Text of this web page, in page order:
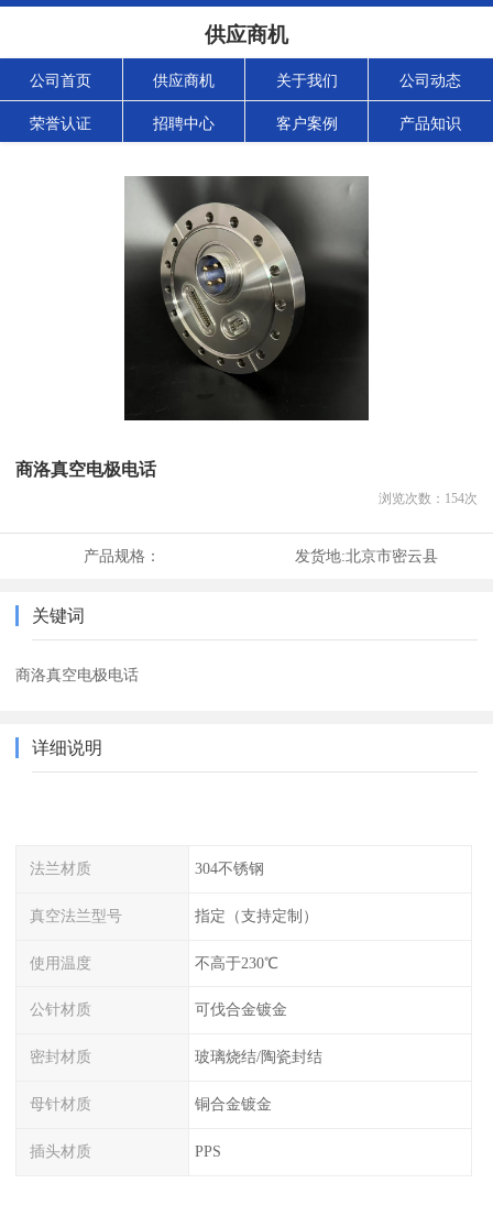
供应商机
公司首页 供应商机 关于我们 公司动态
荣誉认证 招聘中心 客户案例 产品知识
商洛真空电极电话
浏览次数： 154次
产品规格： 发货地:北京市密云县
关键词
商洛真空电极电话
详细说明
法兰材质 304不锈钢
真空法兰型号 指定（支持定制）
使用温度 不高于230℃
公针材质 可伐合金镀金
密封材质 玻璃烧结/陶瓷封结
母针材质 铜合金镀金
插头材质 PPS